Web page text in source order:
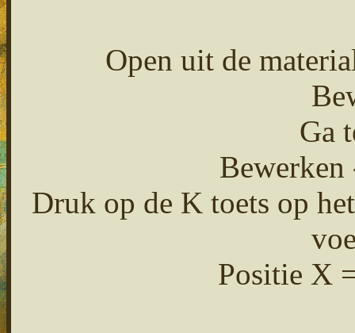
Open uit de
Ga
Bewerken
Druk op de K toets op
Positie X